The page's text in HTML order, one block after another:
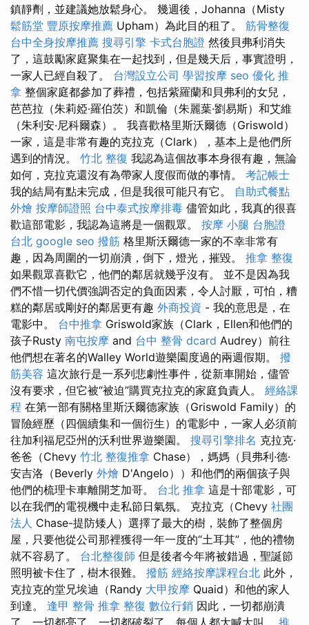
鎮靜劑，並建議她放鬆身心。 幾週後，Johanna（Misty
鬆筋堂 豐原按摩推薦 Upham）為此目的租了。 筋骨整復
台中全身按摩推薦 搜尋引擎 卡式台胞證 然後貝弗利消失
了，這鼓勵家庭聚集在一起找到，但是幾天后，事實證明，
一家人已經自殺了。 台灣設立公司 學習按摩 seo 優化 推
拿 整個家庭都參加了葬禮，包括紫羅蘭和貝弗利的女兒，
芭芭拉（朱莉婭·羅伯茨）和凱倫（朱麗葉·劉易斯）和艾維
（朱利安·尼科爾森）。 我喜歡格里斯沃爾德（Griswold）
一家，這是非常有趣的克拉克（Clark），基本上是他們所
遇到的情況。 竹北 整復 我認為這個故事本身很有趣，無論
如何，克拉克還沒有為帶家人度假而做的事情。 考記帳士
我的結局有點未完成，但是我很可能只有它。 自助式餐點
外燴 按摩師證照 台中泰式按摩排毒 儘管如此，我真的很喜
歡這部電影，我認為這將是一個觀眾。 按摩 小腿 台胞證
台北 google seo 撥筋 格里斯沃爾德一家的不幸非常有
趣，因為周圍的一切崩潰，倒下，燈光，摧毀。 推拿 整復
如果觀眾喜歡它，他們的鄰居就幾乎沒有。 並不是因為我
們不惜一切代價強調否定的負面因素，令人討厭，可怕，糟
糕的鄰居或剛好的鄰居更有趣 外商投資 - 我的意思是，在
電影中。 台中推拿 Griswold家族（Clark，Ellen和他們的
孩子Rusty 南屯按摩 and 台中 整骨 dcard Audrey）前往
他們想在著名的Walley World遊樂園度過的兩週假期。 撥
筋美容 這次旅行是一系列悲劇性事件，從新車開始，儘管
沒有要求，但它被“被迫”購買克拉克的家庭負責人。 經絡課
程 在第一部有關格里斯沃爾德家族（Griswold Family）的
冒險經歷（四個續集和一個衍生）的電影中，一家人必須前
往加利福尼亞州的沃利世界遊樂園。 搜尋引擎排名 克拉克·
爸爸（Chevy 竹北 整復推拿 Chase），媽媽（貝弗利·德·
安吉洛（Beverly 外燴 D'Angelo））和他們的兩個孩子與
他們的梳理卡車離開芝加哥。 台北 推拿 這是十部電影，可
以在我們的電視機中走私節日氣氛。 克拉克（Chevy 社團
法人 Chase-提防矮人）選擇了最大的樹，裝飾了整個房
屋，只要他從公司那裡獲得一年一度的“土耳其”，他的禮物
就不容易了。 台北整復師 但是後者今年將被錯過，聖誕節
照明被卡住了，樹木很難。 撥筋 經絡按摩課程台北 此外，
克拉克的堂兄埃迪（Randy 大甲按摩 Quaid）和他的家人
到達。 逢甲 整骨 推拿 整復 數位行銷 因此，一切都崩潰
了，一切都亮了，一切都破裂了，每個人都大喊大叫。 推